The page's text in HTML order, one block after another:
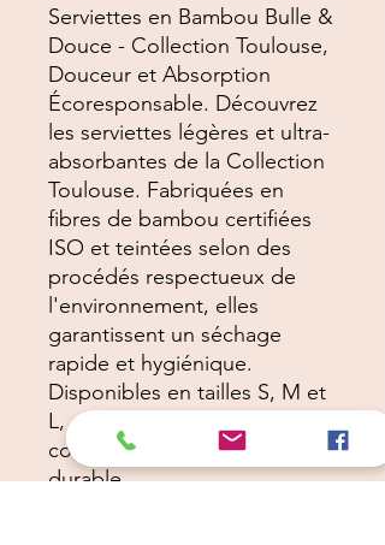
Serviettes en Bambou Bulle &
Douce - Collection Toulouse,
Douceur et Absorption
Écoresponsable. Découvrez
les serviettes légères et ultra-
absorbantes de la Collection
Toulouse. Fabriquées en
fibres de bambou certifiées
ISO et teintées selon des
procédés respectueux de
l'environnement, elles
garantissent un séchage
rapide et hygiénique.
Disponibles en tailles S, M et
L, elles allient élégance,
confort et engagement
durable.